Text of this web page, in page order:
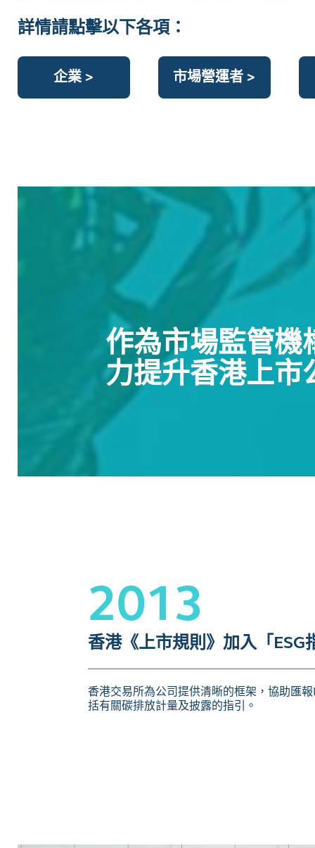
詳情請點擊以下各項：
企業> 市場營運者 >
作為市場監管機
力提升香港上市
2013
香港《上市規則》加入「ESG
香港交易所為公司提供清晰的框架，協助匯
括有關碳排放計量及披露的指引。